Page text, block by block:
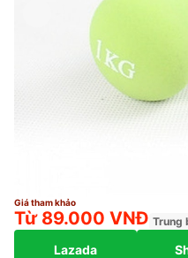
Giá tham khảo
Từ 89.000 VNĐ Trung
Lazada